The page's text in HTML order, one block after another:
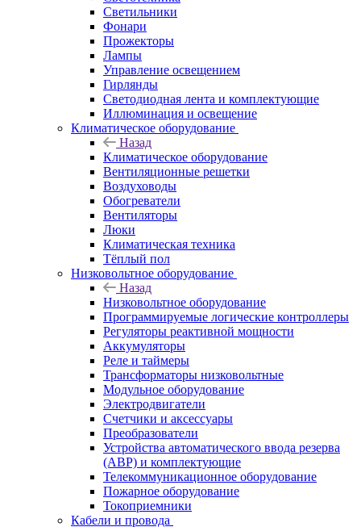
Светильники
Фонари
Прожекторы
Лампы
Управление освещением
Гирлянды
Светодиодная лента и комплектующие
Иллюминация и освещение
Климатическое оборудование
Назад
Климатическое оборудование
Вентиляционные решетки
Воздуховоды
Обогреватели
Вентиляторы
Люки
Климатическая техника
Тёплый пол
Низковольтное оборудование
Назад
Низковольтное оборудование
Программируемые логические контроллеры
Регуляторы реактивной мощности
Аккумуляторы
Реле и таймеры
Трансформаторы низковольтные
Модульное оборудование
Электродвигатели
Счетчики и аксессуары
Преобразователи
Устройства автоматического ввода резерва
(АВР) и комплектующие
Телекоммуникационное оборудование
Пожарное оборудование
Токоприемники
Кабели и провода